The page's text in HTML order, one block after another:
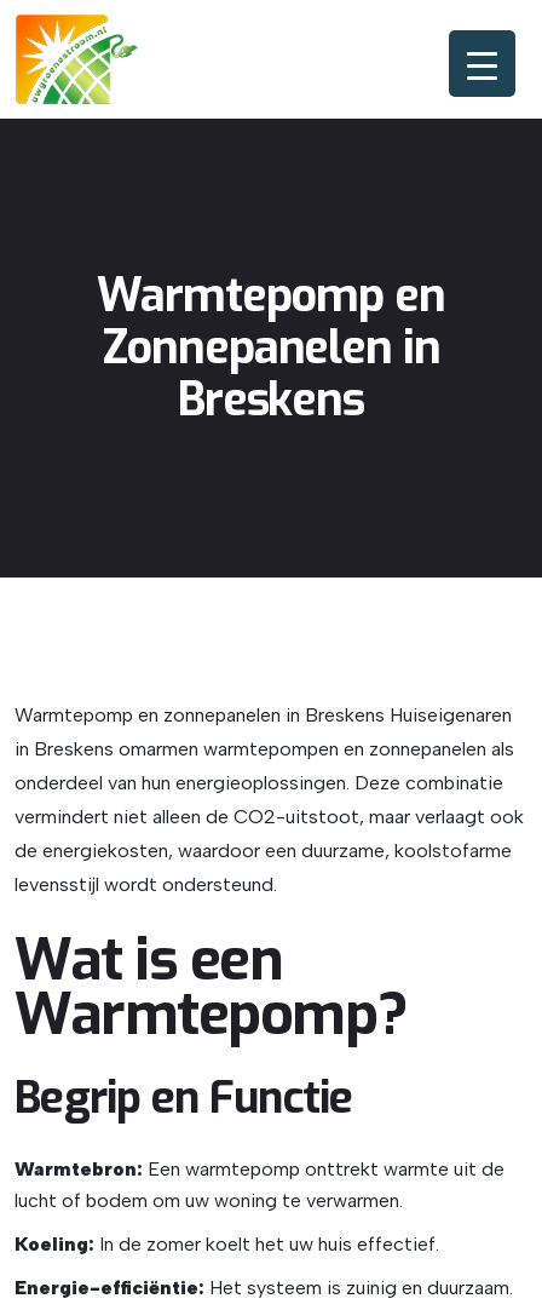
Warmtepomp en
Zonnepanelen in
Breskens
Warmtepomp en zonnepanelen in Breskens Huiseigenaren
in Breskens omarmen warmtepompen en zonnepanelen als
onderdeel van hun energieoplossingen. Deze combinatie
vermindert niet alleen de CO2-uitstoot, maar verlaagt ook
de energiekosten, waardoor een duurzame, koolstofarme
levensstijl wordt ondersteund.
Wat is een
Warmtepomp?
Begrip en Functie
Warmtebron: Een warmtepomp onttrekt warmte uit de
lucht of bodem om uw woning te verwarmen.
Koeling: In de zomer koelt het uw huis effectief.
Energie-efficiëntie: Het systeem is zuinig en duurzaam.